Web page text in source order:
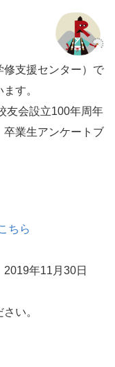
支援センター）で
す。
友会設立100年周年
卒業生アンケートブ
ちら
年11月30日
い。